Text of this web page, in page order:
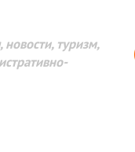
туризм,